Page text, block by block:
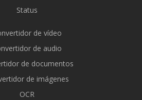
Status
de vídeo
de audio
de documentos
de imágenes
OCR